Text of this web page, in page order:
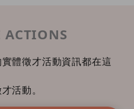
ACTIONS
體徵才活動資訊都在這
活動。